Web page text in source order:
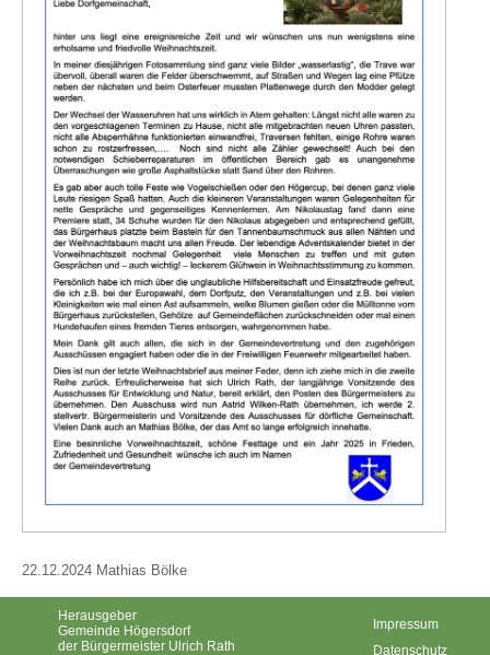
22.12.2024 Mathias Bölke
Herausgeber
Gemeinde Högersdorf
der Bürgermeister Ulrich Rath
Impressum
Datenschutz